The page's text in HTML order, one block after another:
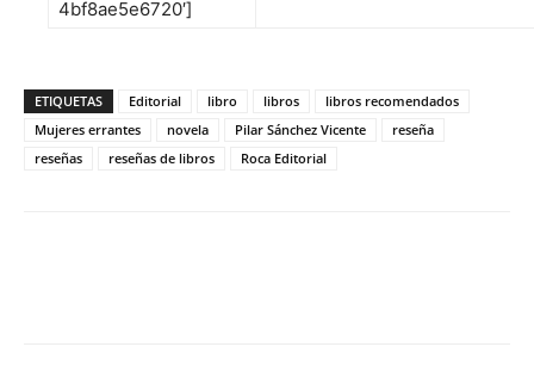
4bf8ae5e6720′]
ETIQUETAS Editorial libro libros
libros recomendados
Mujeres errantes
novela Pilar Sánchez Vicente
reseña
reseñas
reseñas de libros Roca Editorial